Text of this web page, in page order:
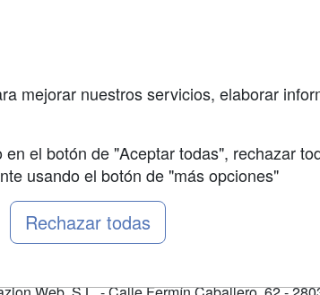
mejorar nuestros servicios, elaborar
el botón de "Aceptar todas", rechazar
usando el botón de "más opciones"
Rechazar todas